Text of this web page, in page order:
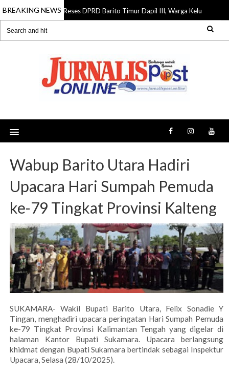
BREAKING NEWS
07 Aug 2026 Reses DPRD Barito Timur Dapil III, Warga Keluhkan
Wabup Barito Utara Hadiri
Upacara Hari Sumpah Pemuda
ke-79 Tingkat Provinsi Kalteng
SUKAMARA- Wakil Bupati Barito Utara, Felix Sonadie Y
Tingan, menghadiri upacara peringatan Hari Sumpah Pemuda
ke-79 Tingkat Provinsi Kalimantan Tengah yang digelar di
halaman Kantor Bupati Sukamara. Upacara berlangsung
khidmat dengan Bupati Sukamara bertindak sebagai Inspektur
Upacara, Selasa (28/10/2025).